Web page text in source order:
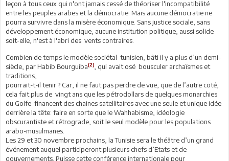
leçon à tous ceux qui n'ont jamais cessé de théoriser l'incompatibilité
entre les peuples arabes et la démocratie. Mais aucune démocratie ne
pourra survivre dans la misère économique. Sans justice sociale, sans
développement économique, aucune institution politique, aussi solide
soit-elle, n'est à l'abri des vents contraires.
Combien de temps le modèle sociétal tunisien, bâti il y a plus d’un demi-
siècle, par Habib Bourguiba(2)
, qui avait osé bousculer archaïsmes et
traditions,
pourrait-t-il tenir ? Car, il ne faut pas perdre de vue, que de l’autre coté,
cela fait plus de vingt ans que les pétrodollars de quelques monarchies
du Golfe financent des chaines satellitaires avec une seule et unique idée
derrière la tête: faire en sorte que le Wahhabisme, idéologie
obscurantiste et rétrograde, soit le seul modèle pour les populations
arabo-musulmanes.
Les 29 et 30 novembre prochains, la Tunisie sera le théâtre d’un grand
événement auquel participeront plusieurs chefs d’Etats et de
gouvernements. Puisse cette conférence internationale pour